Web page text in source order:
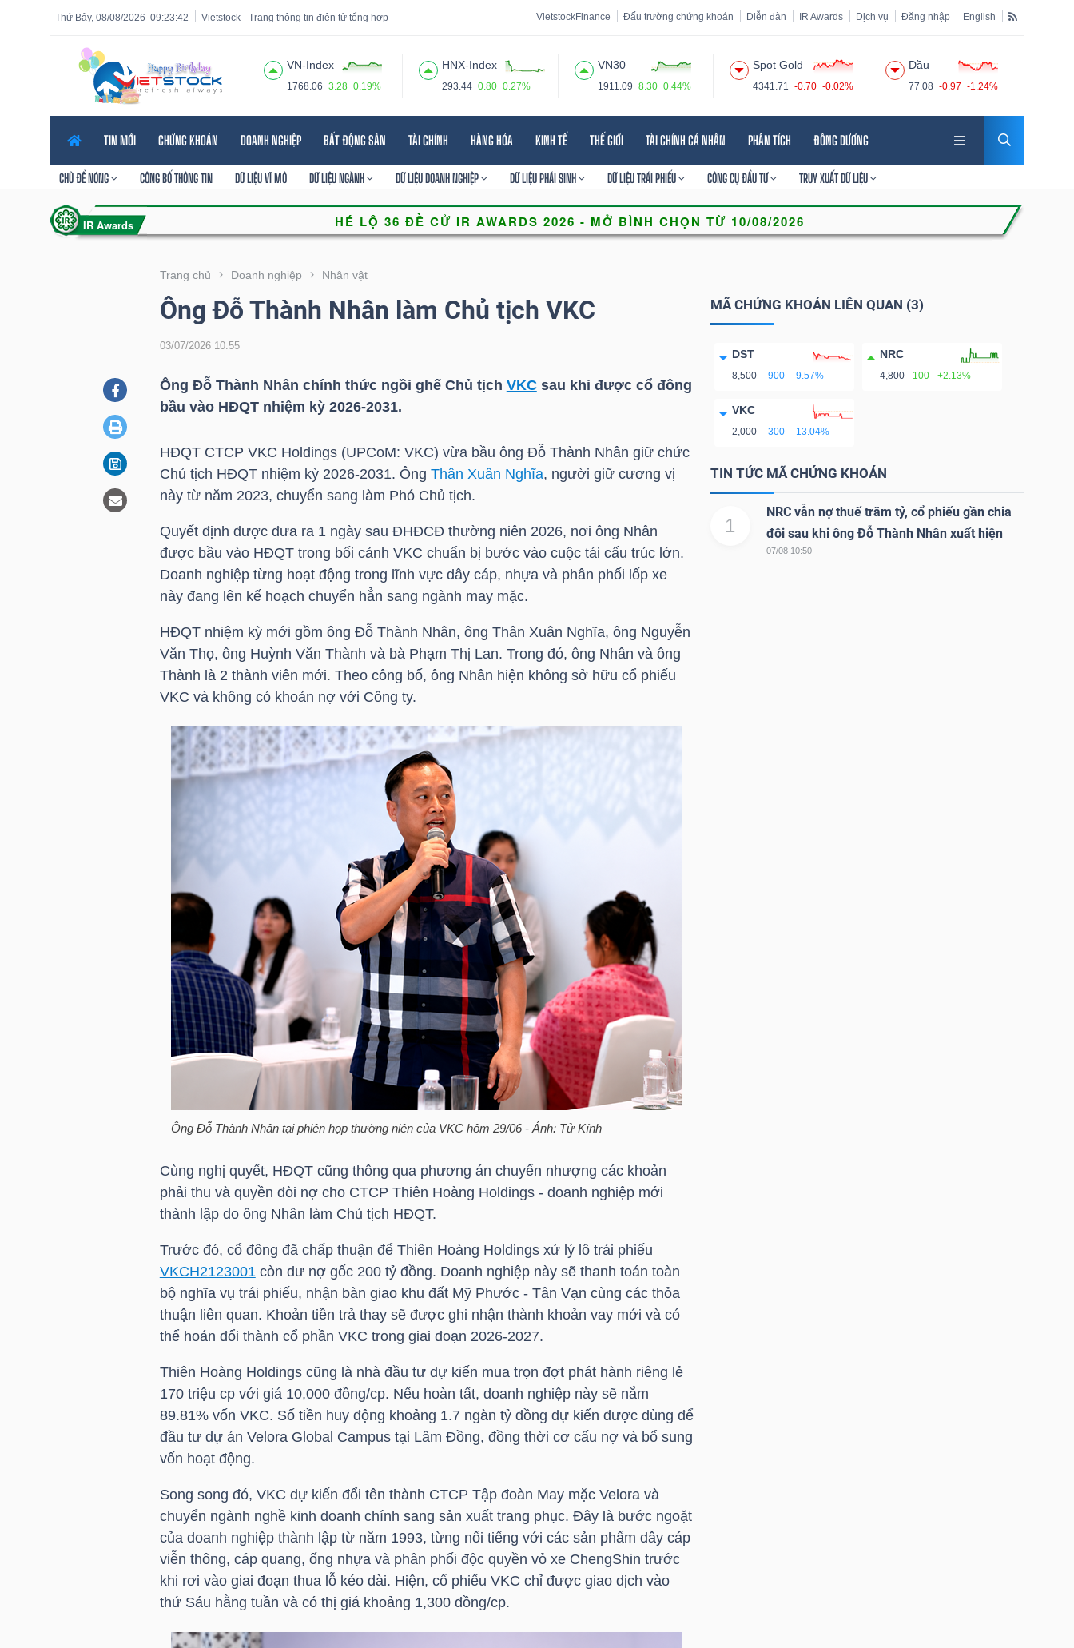
09:23:44
Thứ Bảy, 08/08/2026 Vietstock - Trang thông tin điện tử tổng hợp VietstockFinance Đấu trường chứng khoán Diễn đàn IR Awards Dịch vụ Đăng nhập English
VN-Index
1768.06 3.28 0.19%
HNX-Index
293.44 0.80 0.27%
VN30
1911.09 8.30 0.44%
Spot Gold
4341.71 -0.70 -0.02%
Dầu
77.08 -0.97 -1.24%
TIN MỚI CHỨNG KHOÁN DOANH NGHIỆP BẤT ĐỘNG SẢN TÀI CHÍNH HÀNG HÓA KINH TẾ THẾ GIỚI TÀI CHÍNH CÁ NHÂN PHÂN TÍCH ĐÔNG DƯƠNG
CHỦ ĐỀ NÓNG CÔNG BỐ THÔNG TIN DỮ LIỆU VĨ MÔ DỮ LIỆU NGÀNH DỮ LIỆU DOANH NGHIỆP DỮ LIỆU PHÁI SINH DỮ LIỆU TRÁI PHIẾU CÔNG CỤ ĐẦU TƯ TRUY XUẤT DỮ LIỆU
Trang chủ Doanh nghiệp Nhân vật
Ông Đỗ Thành Nhân làm Chủ tịch VKC
03/07/2026 10:55
Ông Đỗ Thành Nhân chính thức ngồi ghế Chủ tịch VKCsau khi được cổ đông
bầu vào HĐQT nhiệm kỳ 2026-2031.
HĐQT CTCP VKC Holdings (UPCoM: VKC) vừa bầu ông Đỗ Thành Nhân giữ chức
Chủ tịch HĐQT nhiệm kỳ 2026-2031. Ông Thân Xuân Nghĩa, người giữ cương vị
này từ năm 2023, chuyển sang làm Phó Chủ tịch.
Quyết định được đưa ra 1 ngày sau ĐHĐCĐ thường niên 2026, nơi ông Nhân
được bầu vào HĐQT trong bối cảnh VKC chuẩn bị bước vào cuộc tái cấu trúc lớn.
Doanh nghiệp từng hoạt động trong lĩnh vực dây cáp, nhựa và phân phối lốp xe
này đang lên kế hoạch chuyển hẳn sang ngành may mặc.
HĐQT nhiệm kỳ mới gồm ông Đỗ Thành Nhân, ông Thân Xuân Nghĩa, ông Nguyễn
Văn Thọ, ông Huỳnh Văn Thành và bà Phạm Thị Lan. Trong đó, ông Nhân và ông
Thành là 2 thành viên mới. Theo công bố, ông Nhân hiện không sở hữu cổ phiếu
VKC và không có khoản nợ với Công ty.
Ông Đỗ Thành Nhân tại phiên họp thường niên của VKC hôm 29/06 - Ảnh: Tử Kính
Cùng nghị quyết, HĐQT cũng thông qua phương án chuyển nhượng các khoản
phải thu và quyền đòi nợ cho CTCP Thiên Hoàng Holdings - doanh nghiệp mới
thành lập do ông Nhân làm Chủ tịch HĐQT.
Trước đó, cổ đông đã chấp thuận để Thiên Hoàng Holdings xử lý lô trái phiếu
VKCH2123001 còn dư nợ gốc 200 tỷ đồng. Doanh nghiệp này sẽ thanh toán toàn
bộ nghĩa vụ trái phiếu, nhận bàn giao khu đất Mỹ Phước - Tân Vạn cùng các thỏa
thuận liên quan. Khoản tiền trả thay sẽ được ghi nhận thành khoản vay mới và có
thể hoán đổi thành cổ phần VKC trong giai đoạn 2026-2027.
Thiên Hoàng Holdings cũng là nhà đầu tư dự kiến mua trọn đợt phát hành riêng lẻ
170 triệu cp với giá 10,000 đồng/cp. Nếu hoàn tất, doanh nghiệp này sẽ nắm
89.81% vốn VKC. Số tiền huy động khoảng 1.7 ngàn tỷ đồng dự kiến được dùng để
đầu tư dự án Velora Global Campus tại Lâm Đồng, đồng thời cơ cấu nợ và bổ sung
vốn hoạt động.
Song song đó, VKC dự kiến đổi tên thành CTCP Tập đoàn May mặc Velora và
chuyển ngành nghề kinh doanh chính sang sản xuất trang phục. Đây là bước ngoặt
của doanh nghiệp thành lập từ năm 1993, từng nổi tiếng với các sản phẩm dây cáp
viễn thông, cáp quang, ống nhựa và phân phối độc quyền vỏ xe ChengShin trước
khi rơi vào giai đoạn thua lỗ kéo dài. Hiện, cổ phiếu VKC chỉ được giao dịch vào
thứ Sáu hằng tuần và có thị giá khoảng 1,300 đồng/cp.
MÃ CHỨNG KHOÁN LIÊN QUAN (3)
DST
8,500 -900 -9.57%
NRC
4,800 100 +2.13%
VKC
2,000 -300 -13.04%
TIN TỨC MÃ CHỨNG KHOÁN
1
NRC vẫn nợ thuế trăm tỷ, cổ phiếu gần chia
đôi sau khi ông Đỗ Thành Nhân xuất hiện
07/08 10:50
Tính năng
năng
VIETSTOCK